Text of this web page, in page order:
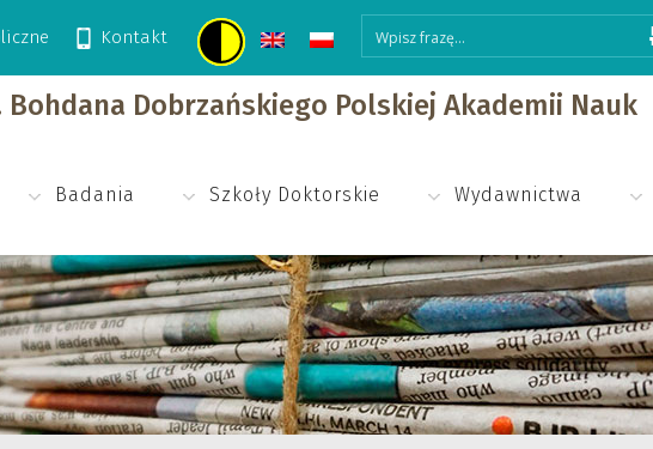
Kontakt
Dobrzańskiego Polskiej Akademii Nauk
Badania Szkoły Doktorskie Wydawnictwa